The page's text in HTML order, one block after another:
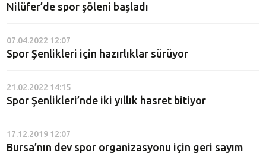
Nilüfer’de spor şöleni başladı
07.04.2022 12:07
Spor Şenlikleri için hazırlıklar sürüyor
21.02.2022 14:15
Spor Şenlikleri’nde iki yıllık hasret bitiyor
17.12.2019 12:07
Bursa’nın dev spor organizasyonu için geri sayım